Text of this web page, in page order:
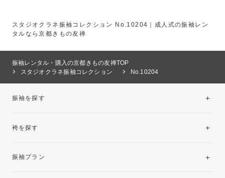
スタジオクラネ振袖コレクション No.10204｜成人式の振袖レン
タルなら京都きもの友禅
振袖レンタル・購入の京都きもの友禅TOP
スタジオクラネ振袖コレクション
No.10204
振袖を探す
袴を探す
振袖プラン